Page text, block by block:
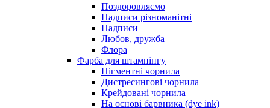
Поздоровляємо
Надписи різноманітні
Надписи
Любов, дружба
Флора
Фарба для штампінгу
Пігментні чорнила
Дистресингові чорнила
Крейдовані чорнила
На основі барвника (dye ink)